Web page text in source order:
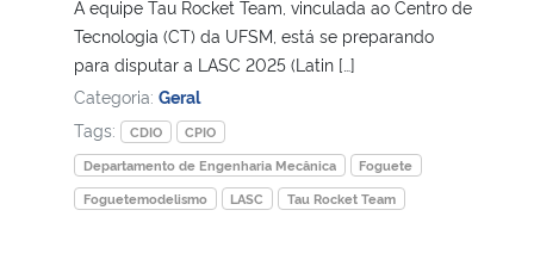
Ministério da Mulher, da Família e dos Direitos Humanos
Secretaria-Geral
Secretaria de Governo
A equipe Tau Rocket Team, vinculada ao Centro de
Tecnologia (CT) da UFSM, está se preparando
para disputar a LASC 2025 (Latin […]
Categoria: Geral
Tags:
CDIO
CPIO
Departamento de Engenharia Mecânica
Foguete
Foguetemodelismo
LASC Tau Rocket Team